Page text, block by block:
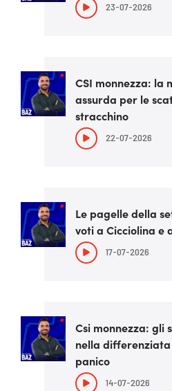
23-07-2026
CSI monnezza: la
assurda per le
stracchino
22-07-2026
Le pagelle della
voti a Cicciolina e
17-07-2026
Csi monnezza: gli
nella
panico
14-07-2026